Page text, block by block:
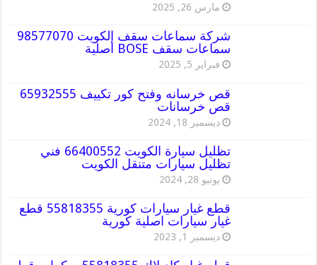
مارس 26, 2025
شركة سماعات سقف الكويت 98577070
سماعات سقف BOSE أصلية
فبراير 5, 2025
قص خرسانه وفتح كور تكييف 65932555
قص خرسانات
ديسمبر 18, 2024
تظليل سيارة الكويت 66400552 فني
تظليل سيارات متنقل الكويت
يونيو 28, 2024
قطع غيار سيارات كورية 55818355 قطع
غيار سيارات اصلية كورية
ديسمبر 1, 2023